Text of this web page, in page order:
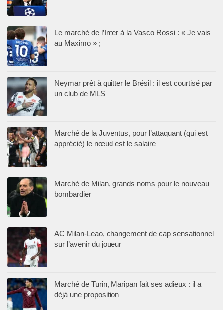
Le marché de l’Inter à la Vasco Rossi : « Je vais
au Maximo » ;
Neymar prêt à quitter le Brésil : il est courtisé par
un club de MLS
Marché de la Juventus, pour l’attaquant (qui est
apprécié) le nœud est le salaire
Marché de Milan, grands noms pour le nouveau
bombardier
AC Milan-Leao, changement de cap sensationnel
sur l’avenir du joueur
Marché de Turin, Maripan fait ses adieux : il a
déjà une proposition